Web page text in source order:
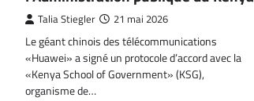
Talia Stiegler 21 mai 2026
Le géant chinois des télécommunications
«Huawei» a signé un protocole d’accord avec la
«Kenya School of Government» (KSG),
organisme de…